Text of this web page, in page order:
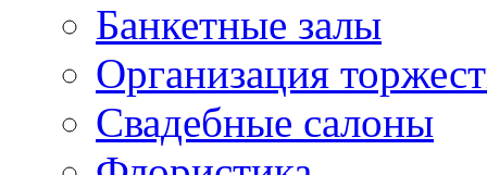
Банкетные залы
Организация
Свадебные салоны